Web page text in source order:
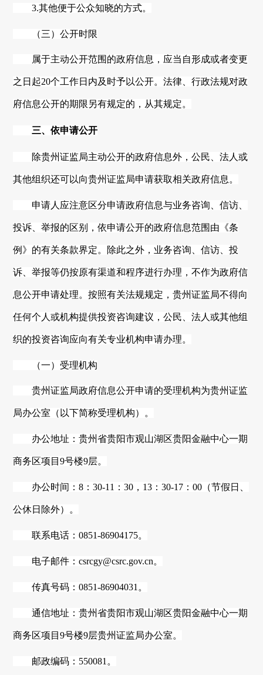
3.其他便于公众知晓的方式。
（三）公开时限
属于主动公开范围的政府信息，应当自形成或者变更
之日起20个工作日内及时予以公开。法律、行政法规对政
府信息公开的期限另有规定的，从其规定。
三、依申请公开
除贵州证监局主动公开的政府信息外，公民、法人或
其他组织还可以向贵州证监局申请获取相关政府信息。
申请人应注意区分申请政府信息与业务咨询、信访、
投诉、举报的区别，依申请公开的政府信息范围由《条
例》的有关条款界定。除此之外，业务咨询、信访、投
诉、举报等仍按原有渠道和程序进行办理，不作为政府信
息公开申请处理。按照有关法规规定，贵州证监局不得向
任何个人或机构提供投资咨询建议，公民、法人或其他组
织的投资咨询应向有关专业机构申请办理。
（一）受理机构
贵州证监局政府信息公开申请的受理机构为贵州证监
局办公室 （以下简称受理机构）。
办公地址：贵州省贵阳市观山湖区贵阳金融中心一期
商务区项目9号楼9层。
办公时间：8：30-11：30，13：30-17：00（节假日、
公休日除外）。
联系电话：0851-86904175。
电子邮件：csrcgy@csrc.gov.cn。
传真号码：0851-86904031。
通信地址：贵州省贵阳市观山湖区贵阳金融中心一期
商务区项目9号楼9层贵州证监局办公室。
邮政编码： 550081。